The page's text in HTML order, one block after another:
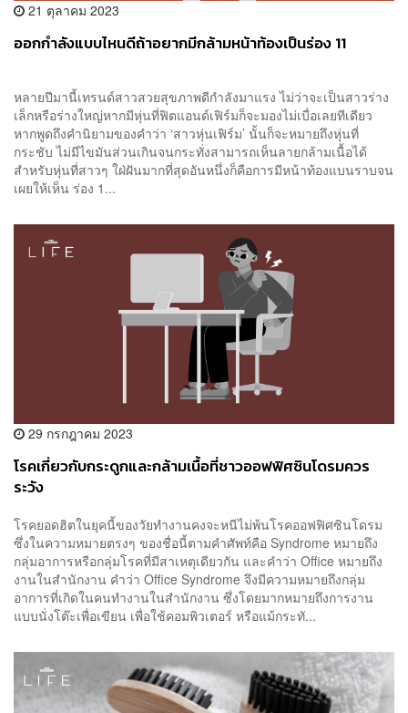
21 ตุลาคม 2023
ออกกำลังแบบไหนดีถ้าอยากมีกล้ามหน้าท้องเป็นร่อง 11
หลายปีมานี้เทรนด์สาวสวยสุขภาพดีกำลังมาแรง ไม่ว่าจะเป็นสาวร่าง
เล็กหรือร่างใหญ่หากมีหุ่นที่ฟิตแอนด์เฟิร์มก็จะมองไม่เบื่อเลยทีเดียว
หากพูดถึงคำนิยามของคำว่า ‘สาวหุ่นเฟิร์ม’ นั้นก็จะหมายถึงหุ่นที่
กระชับ ไม่มีไขมันส่วนเกินจนกระทั่งสามารถเห็นลายกล้ามเนื้อได้
สำหรับหุ่นที่สาวๆ ใฝ่ฝันมากที่สุดอันหนึ่งก็คือการมีหน้าท้องแบนราบจน
เผยให้เห็น ร่อง 1...
29 กรกฎาคม 2023
โรคเกี่ยวกับกระดูกและกล้ามเนื้อที่ชาวออฟฟิศซินโดรมควร
ระวัง
โรคยอดฮิตในยุคนี้ของวัยทำงานคงจะหนีไม่พ้นโรคออฟฟิศซินโดรม
ซึ่งในความหมายตรงๆ ของชื่อนี้ตามคำศัพท์คือ Syndrome หมายถึง
กลุ่มอาการหรือกลุ่มโรคที่มีสาเหตุเดียวกัน และคำว่า Office หมายถึง
งานในสำนักงาน คำว่า Office Syndrome จึงมีความหมายถึงกลุ่ม
อาการที่เกิดในคนทำงานในสำนักงาน ซึ่งโดยมากหมายถึงการงาน
แบบนั่งโต๊ะเพื่อเขียน เพื่อใช้คอมพิวเตอร์ หรือแม้กระทั...